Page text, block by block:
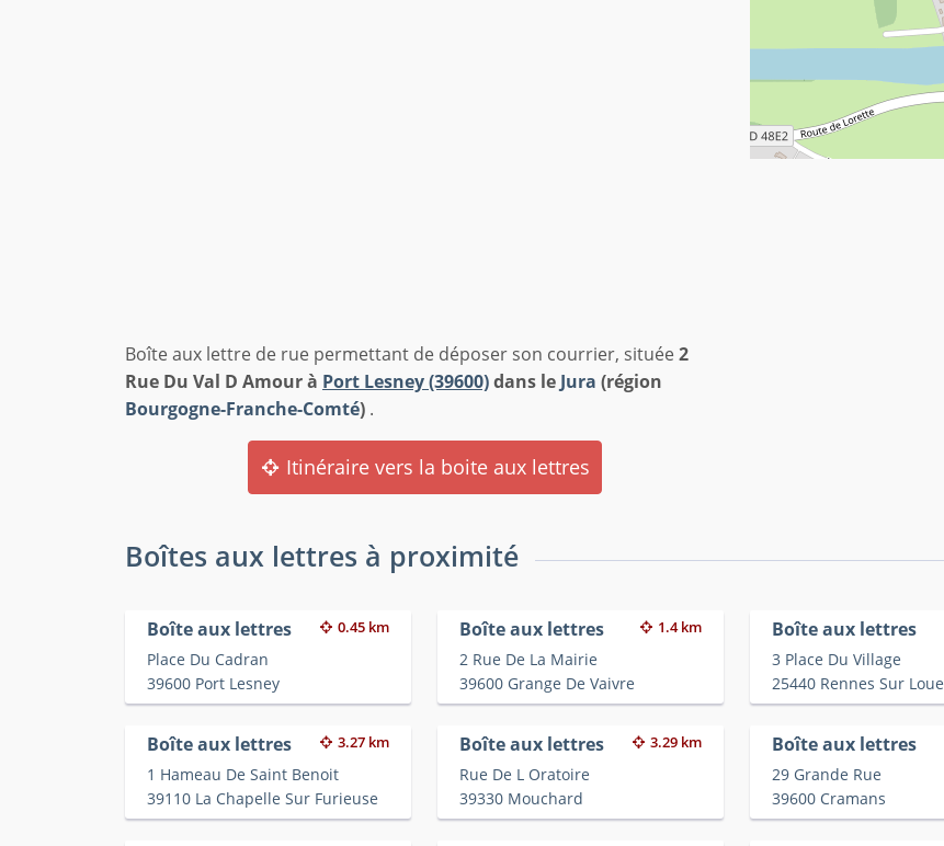
Boîte aux lettre de rue permettant de déposer son courrier, située2
Rue Du Val D Amour à Port Lesney (39600)dans leJura (région
Bourgogne-Franche-Comté) .
Itinéraire vers la boite aux lettres
Boîtes aux lettres à proximité
Boîte aux lettres 0.45 km
Place Du Cadran
39600 Port Lesney
Boîte aux lettres 1.4 km
2 Rue De La Mairie
39600 Grange De Vaivre
Boîte aux lettres
3 Place Du Village
25440 Rennes Sur Loue
Boîte aux lettres 3.27 km
1 Hameau De Saint Benoit
39110 La Chapelle Sur Furieuse
Boîte aux lettres 3.29 km
Rue De L Oratoire
39330 Mouchard
Boîte aux lettres
29 Grande Rue
39600 Cramans